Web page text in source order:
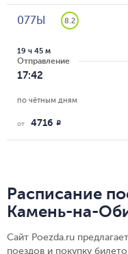
077Ы 8.2
Отправление
17:42
19 ч 45 м
по чётным дням
от 4716 R
Расписание
Камень-на-
Сайт Poezda.ru
поездов и покупку